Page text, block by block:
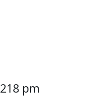
218 pm